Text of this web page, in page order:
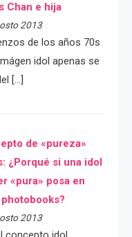
Chan e hija
2013
de los años 70s
idol apenas se
[…]
de «pureza»
¿Porqué si una idol
«pura» posa en
2013